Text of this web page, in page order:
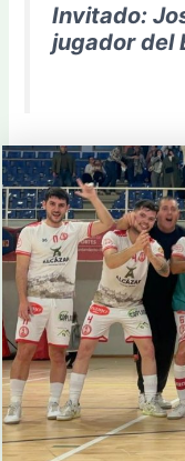
Invitado:
jugador del